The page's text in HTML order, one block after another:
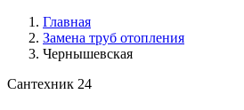
Главная
Замена труб отопления
Чернышевская
Сантехник 24